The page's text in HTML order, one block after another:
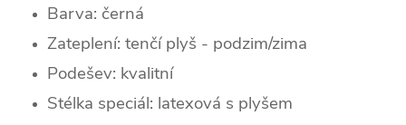
Barva: černá
Zateplení: tenčí plyš - podzim/zima
Podešev: kvalitní
Stélka speciál: latexová s plyšem